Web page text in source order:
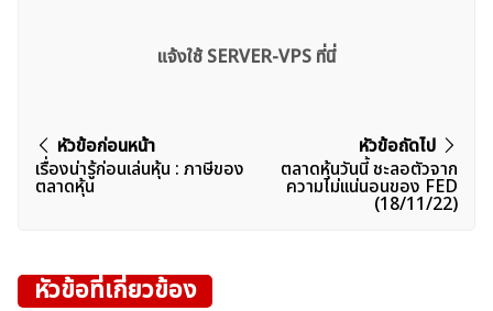
แจ้งใช้ SERVER-VPS ที่นี่
แนะแนว
เรื่อง
หัวข้อก่อนหน้า
เรื่องน่ารู้ก่อนเล่นหุ้น : ภาษีของ
ตลาดหุ้น
หัวข้อถัดไป
ตลาดหุ้นวันนี้ ชะลอตัวจาก
ความไม่เเน่นอนของ FED
(18/11/22)
หัวข้อที่เกี่ยวข้อง